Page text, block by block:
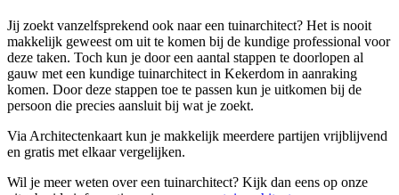
Jij zoekt vanzelfsprekend ook naar een tuinarchitect? Het is nooit
makkelijk geweest om uit te komen bij de kundige professional voor
deze taken. Toch kun je door een aantal stappen te doorlopen al
gauw met een kundige tuinarchitect in Kekerdom in aanraking
komen. Door deze stappen toe te passen kun je uitkomen bij de
persoon die precies aansluit bij wat je zoekt.
Via Architectenkaart kun je makkelijk meerdere partijen vrijblijvend
en gratis met elkaar vergelijken.
Wil je meer weten over een tuinarchitect? Kijk dan eens op onze